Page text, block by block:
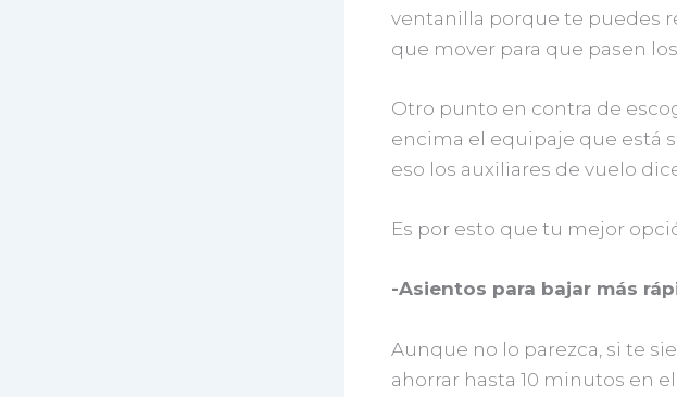
ventanilla porque te puedes
que mover para que pasen
Otro punto en contra de
encima el equipaje que está
eso los auxiliares de vuelo
Es por esto que tu mejor
-Asientos para bajar más
Aunque no lo parezca, si te
ahorrar hasta 10 minutos en